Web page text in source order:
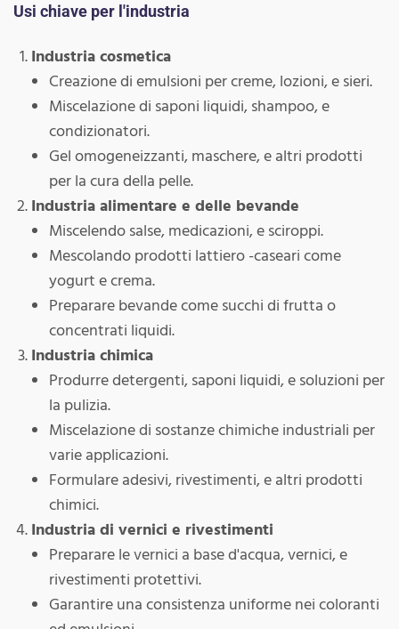
Usi chiave per l'industria
Industria cosmetica
Creazione di emulsioni per creme, lozioni, e sieri.
Miscelazione di saponi liquidi, shampoo, e
condizionatori.
Gel omogeneizzanti, maschere, e altri prodotti
per la cura della pelle.
Industria alimentare e delle bevande
Miscelendo salse, medicazioni, e sciroppi.
Mescolando prodotti lattiero -caseari come
yogurt e crema.
Preparare bevande come succhi di frutta o
concentrati liquidi.
Industria chimica
Produrre detergenti, saponi liquidi, e soluzioni per
la pulizia.
Miscelazione di sostanze chimiche industriali per
varie applicazioni.
Formulare adesivi, rivestimenti, e altri prodotti
chimici.
Industria di vernici e rivestimenti
Preparare le vernici a base d'acqua, vernici, e
rivestimenti protettivi.
Garantire una consistenza uniforme nei coloranti